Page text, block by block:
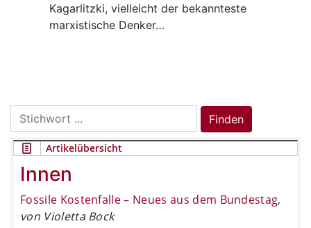
Kagarlitzki, vielleicht der bekannteste
marxistische Denker…
Search
for:
Finden
Artikelübersicht
Innen
Fossile Kostenfalle – Neues aus dem Bundestag,
von Violetta Bock